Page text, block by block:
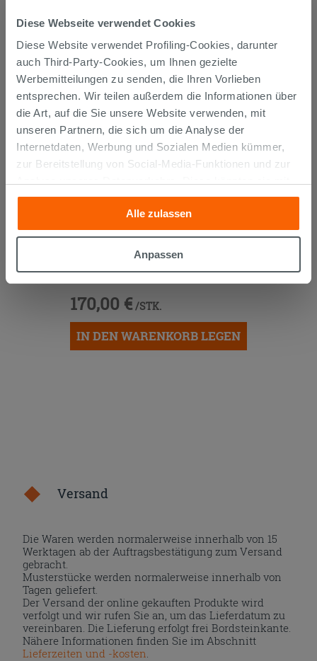
Diese Webseite verwendet Cookies
Diese Website verwendet Profiling-Cookies, darunter
auch Third-Party-Cookies, um Ihnen gezielte
Werbemitteilungen zu senden, die Ihren Vorlieben
entsprechen. Wir teilen außerdem die Informationen über
die Art, auf die Sie unsere Website verwenden, mit
unseren Partnern, die sich um die Analyse der
Internetdaten, Werbung und Sozialen Medien kümmer,
zur Bereitstellung von Social-Media-Funktionen und zur
anderen Informationen, die Sie ihnen geliefert haben oder
die sie aufgrund Ihrer Verwendung ihrer Dienste
gesammelt haben, kombinieren. Falls Sie mehr wissen
möchten oder Ihre Zustimmung zu allen oder einigen
Zustimmung kann durch Klicken auf die Schaltfläche
„Cookies akzeptieren“ gegeben werden. Wenn Sie auf
nach der Installation der technischen Cookies fortsetzen.
Alle zulassen
Anpassen
GEKAUFT HABEN, KAUFTEN
AUCH...
OFFENES FACH TRENDY 25x51xH25
170,00 € /STK.
IN DEN WARENKORB LEGEN
Versand
Die Waren werden normalerweise innerhalb von 15
Werktagen ab der Auftragsbestätigung zum Versand
gebracht.
Musterstücke werden normalerweise innerhalb von
Tagen geliefert.
Der Versand der online gekauften Produkte wird
verfolgt und wir rufen Sie an, um das Lieferdatum zu
vereinbaren. Die Lieferung erfolgt frei Bordsteinkante.
Nähere Informationen finden Sie im Abschnitt
Lieferzeiten und -kosten